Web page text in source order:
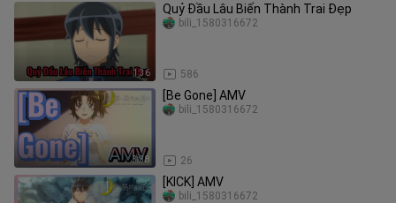
1:36
Quỷ Đầu Lâu Biến Thành Trai Đẹp
586
bili_1580316672
3:38
[Be Gone] AMV
26
bili_1580316672
[KICK] AMV
bili_1580316672